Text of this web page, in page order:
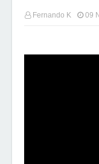
Fernando K 09